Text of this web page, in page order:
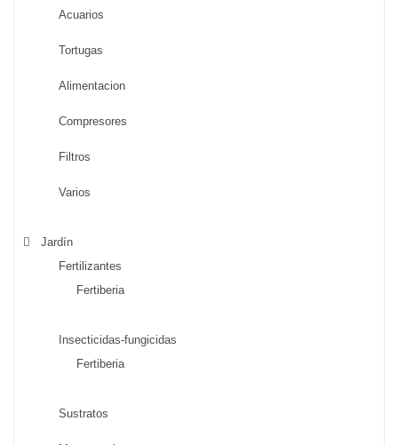
Acuarios
Tortugas
Alimentacion
Compresores
Filtros
Varios
Jardín
Fertilizantes
Fertiberia
Insecticidas-fungicidas
Fertiberia
Sustratos